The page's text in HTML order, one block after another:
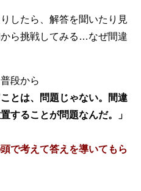
したら、解答を聞いたり見
ら挑戦してみる…なぜ間違
段から
とは、問題じゃない。間違
することが問題なんだ。」
で考えて答えを導いてもら